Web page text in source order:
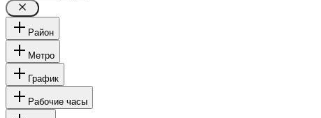
Район
Метро
График
Рабочие часы